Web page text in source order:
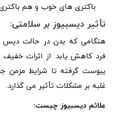
باکتری های خوب و هم
تأثیر دیسبیوز بر سلامتی:
هنگامی که بدن در حالت
فرد کاهش یابد. از اثرات خفیف
یبوست گرفته تا شرایط مزمن
غلبه بر مشکلات تأثیر می گذارد.
علائم دیسبیوز چیست: